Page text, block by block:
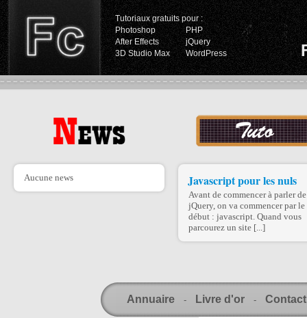
Tutoriaux gratuits pour :
Photoshop
PHP
After Effects
jQuery
3D Studio Max
WordPress
Aucune news Javascript pour les nuls
Avant de commencer à parler de
jQuery, on va commencer par le
début : javascript. Quand vous
parcourez un site [...]
Annuaire - Livre d'or - Contact